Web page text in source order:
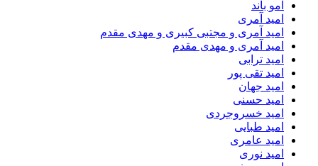
امو باند
امید آمری
امید آمری و مجتبی کبیری و مهدى مقدم
امید آمری و مهدی مقدم
امید ترابی
امید تقی پور
امید جهان
امید حسنی
امید خسروجردی
امید طبایی
امید عامری
امید نوری